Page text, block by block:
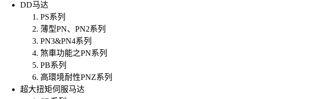
DD马达
PS系列
薄型PN、PN2系列
PN3&PN4系列
煞車功能之PN系列
PB系列
高環境耐性PNZ系列
超大扭矩伺服马达